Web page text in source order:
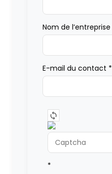
Nom de l’entreprise
E-mail du contact *
*